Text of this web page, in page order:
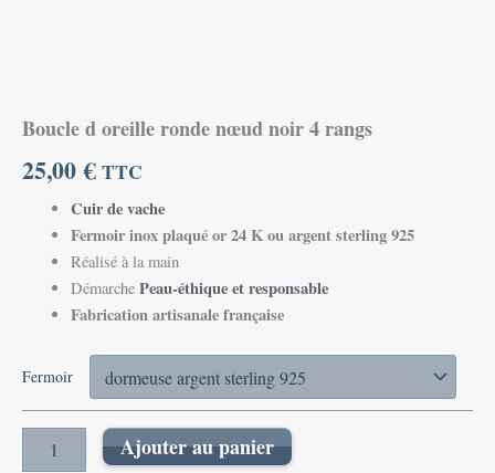
Boucle d oreille ronde nœud noir 4 rangs
25,00€TTC
Cuir de vache
Fermoir inox plaqué or 24 K ou argent sterling 925
Réalisé à la main
Démarche Peau-éthique et responsable
Fabrication artisanale française
Fermoir
Ajouter au panier